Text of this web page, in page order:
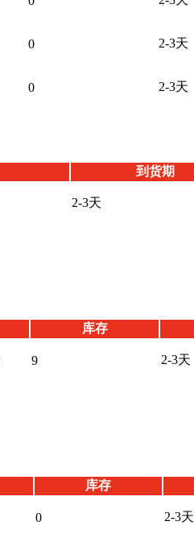
0 2-3天
0 2-3天
到货期
2-3天
库存
9 2-3天
库存
0 2-3天